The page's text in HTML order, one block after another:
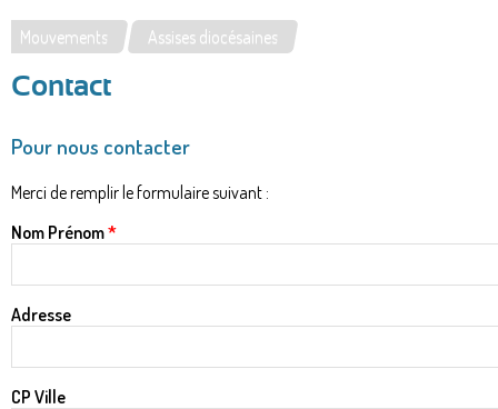
Vous
êtes
ici
Mouvements Assises diocésaines
Contact
Pour nous contacter
Merci de remplir le formulaire suivant :
Nom Prénom*
Adresse
CP Ville